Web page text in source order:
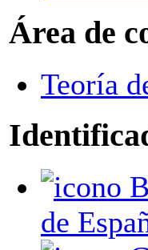
Área de
Teoría
de